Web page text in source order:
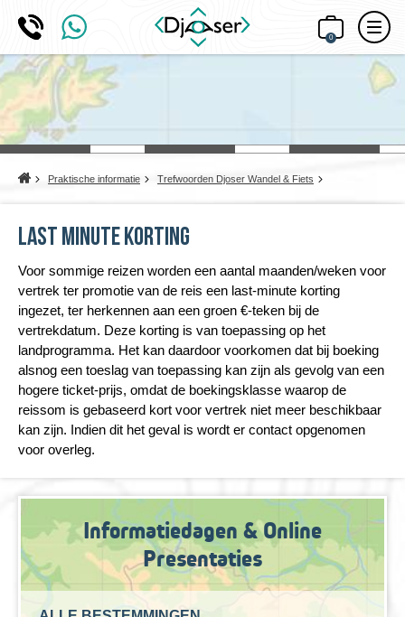
0
Home Praktische informatie Trefwoorden Djoser Wandel & Fiets
Last minute korting
Voor sommige reizen worden een aantal maanden/weken voor
vertrek ter promotie van de reis een last-minute korting
ingezet, ter herkennen aan een groen €-teken bij de
vertrekdatum. Deze korting is van toepassing op het
landprogramma. Het kan daardoor voorkomen dat bij boeking
alsnog een toeslag van toepassing kan zijn als gevolg van een
hogere ticket-prijs, omdat de boekingsklasse waarop de
reissom is gebaseerd kort voor vertrek niet meer beschikbaar
kan zijn. Indien dit het geval is wordt er contact opgenomen
voor overleg.
Informatiedagen & Online
Presentaties